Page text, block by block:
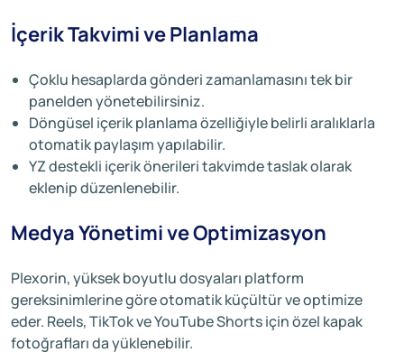
İçerik Takvimi ve Planlama
Çoklu hesaplarda gönderi zamanlamasını tek bir
panelden yönetebilirsiniz.
Döngüsel içerik planlama özelliğiyle belirli aralıklarla
otomatik paylaşım yapılabilir.
YZ destekli içerik önerileri takvimde taslak olarak
eklenip düzenlenebilir.
Medya Yönetimi ve Optimizasyon
Plexorin, yüksek boyutlu dosyaları platform
gereksinimlerine göre otomatik küçültür ve optimize
eder. Reels, TikTok ve YouTube Shorts için özel kapak
fotoğrafları da yüklenebilir.